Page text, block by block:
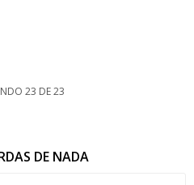
23 DE23
DE NADA